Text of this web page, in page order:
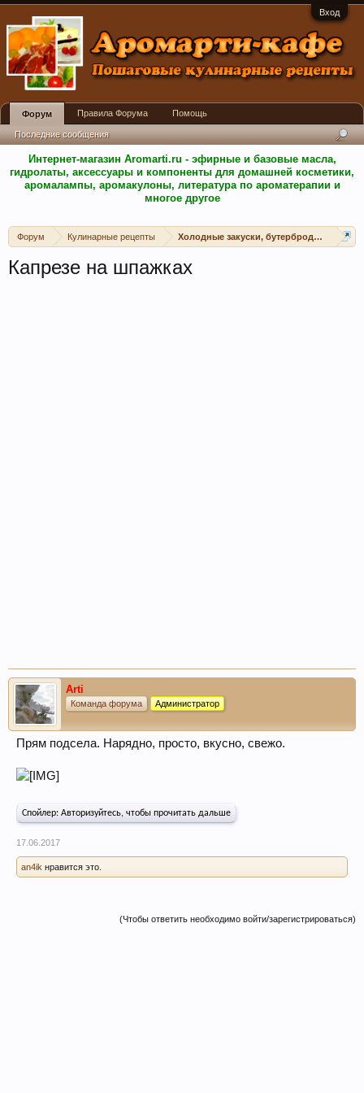
Вход
Интернет-магазин Aromarti.ru - эфирные и базовые масла,
гидролаты, аксессуары и компоненты для домашней косметики,
аромалампы, аромакулоны, литература по ароматерапии и
многое другое
Форум Кулинарные рецепты Холодные закуски, бутерброды, канапе,
Капрезе на шпажках
Arti
Команда форума Администратор
Прям подсела. Нарядно, просто, вкусно, свежо.
Спойлер: Авторизуйтесь, чтобы прочитать дальше
17.06.2017
an4ik нравится это.
(Чтобы ответить необходимо войти/зарегистрироваться)
Форум
Последние сообщения
Правила Форума Помощь